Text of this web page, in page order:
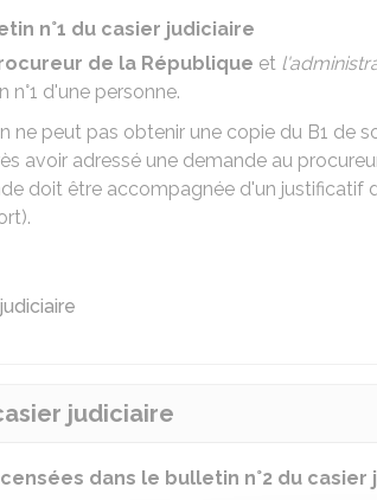
n°1 du casier judiciaire
de la République et
d'une personne.​​
ne peut pas obtenir une copie du B1 de
avoir adressé une demande au
doit être accompagnée d'un justificatif
judiciaire
dans le bulletin n°2 du casier